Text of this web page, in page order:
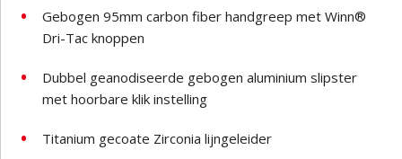
Gebogen 95mm carbon fiber handgreep met Winn®
Dri-Tac knoppen
Dubbel geanodiseerde gebogen aluminium slipster
met hoorbare klik instelling
Titanium gecoate Zirconia lijngeleider